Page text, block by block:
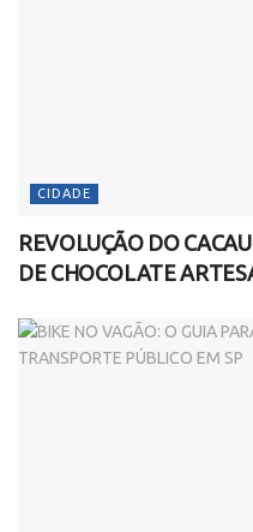
CIDADE
REVOLUÇÃO DO
DE CHOCOLATE